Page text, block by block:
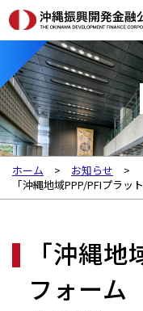
ホーム
お知らせ
「沖縄地域PPP/PFIプラ
「沖縄
フォーム